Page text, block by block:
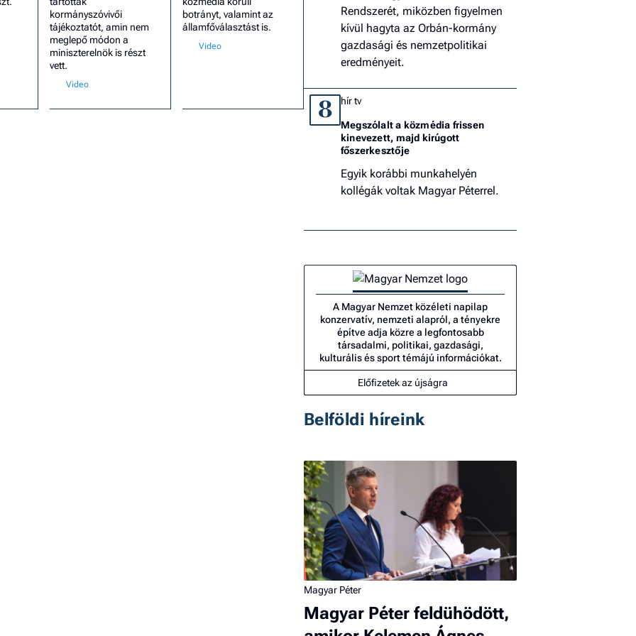
kormányszóvivői
tájékoztatót, amin nem
meglepő módon a
miniszterelnök is részt
vett.
botrányt, valamint az
államfőválasztást is.
Rendszerét, miközben figyelmen
kívül hagyta az Orbán-kormány
gazdasági és nemzetpolitikai
eredményeit.
8 hír tv
Megszólalt a közmédia frissen
kinevezett, majd kirúgott
főszerkesztője
Egyik korábbi munkahelyén
kollégák voltak Magyar Péterrel.
A Magyar Nemzet közéleti napilap
konzervatív, nemzeti alapról, a tényekre
építve adja közre a legfontosabb
társadalmi, politikai, gazdasági,
kulturális és sport témájú információkat.
Előfizetek az újságra
Belföldi híreink
Magyar Péter
Magyar Péter feldühödött,